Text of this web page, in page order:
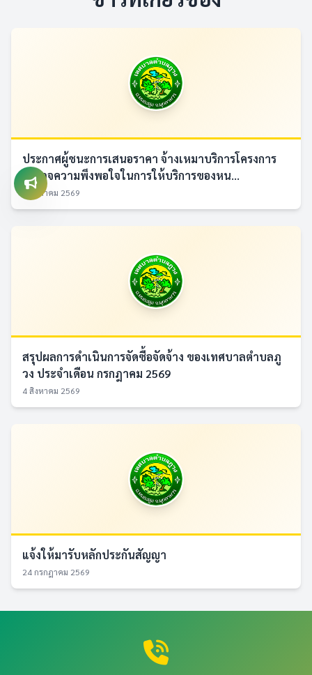
ประกาศผู้ชนะการเสนอราคา จ้างเหมาบริการโครงการ
สำรวจความพึงพอใจในการให้บริการของหน...
7 สิงหาคม 2569
สรุปผลการดำเนินการจัดซื้อจัดจ้าง ของเทศบาลตำบลภู
วง ประจำเดือน กรกฎาคม 2569
4 สิงหาคม 2569
แจ้งให้มารับหลักประกันสัญญา
24 กรกฎาคม 2569